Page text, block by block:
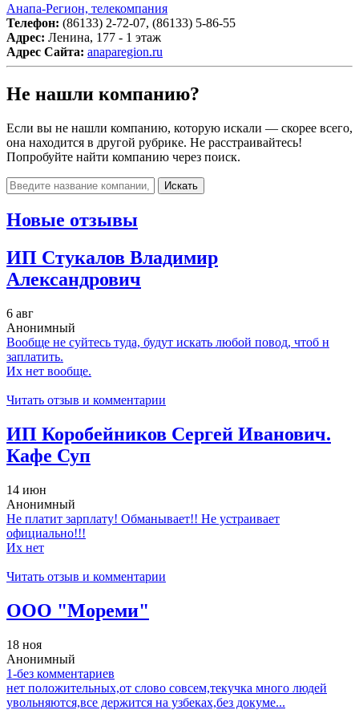
Анапа-Регион, телекомпания
Телефон: (86133) 2-72-07, (86133) 5-86-55
Адрес: Ленина, 177 - 1 этаж
Адрес Сайта: anaparegion.ru
Не нашли компанию?
Если вы не нашли компанию, которую искали — скорее всего,
она находится в другой рубрике. Не расстраивайтесь!
Попробуйте найти компанию через поиск.
Искать
Новые отзывы
ИП Стукалов Владимир
Александрович
6 авг
Анонимный
Вообще не суйтесь туда, будут искать любой повод, чтоб н
заплатить.
Их нет вообще.
Читать отзыв и комментарии
ИП Коробейников Сергей Иванович.
Кафе Суп
14 июн
Анонимный
Не платит зарплату! Обманывает!! Не устраивает
официально!!!
Их нет
Читать отзыв и комментарии
ООО "Мореми"
18 ноя
Анонимный
1-без комментариев
нет положительных,от слово совсем,текучка много людей
увольняются,все держится на узбеках,без докуме...